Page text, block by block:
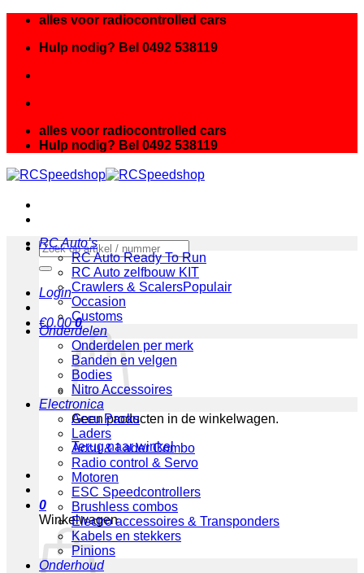
inhoud
alles voor radiocontrolled cars
Hulp nodig? Bel 0492 538119
alles voor radiocontrolled cars
Hulp nodig? Bel 0492 538119
Zoeken
naar:
Login
€0.00 0
Geen producten in de winkelwagen.
Terug naar winkel
0
Winkelwagen
RC Auto’s
RC Auto Ready To Run
RC Auto zelfbouw KIT
Crawlers & Scalers
Occasion
Customs
Onderdelen
Onderdelen per merk
Banden en velgen
Bodies
Nitro Accessoires
Electronica
Accu Packs
Laders
Accu & Lader Combo
Radio control & Servo
Motoren
ESC Speedcontrollers
Brushless combos
Electro accessoires & Transponders
Kabels en stekkers
Pinions
Onderhoud